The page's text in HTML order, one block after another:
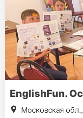
EnglishFun.
Московская